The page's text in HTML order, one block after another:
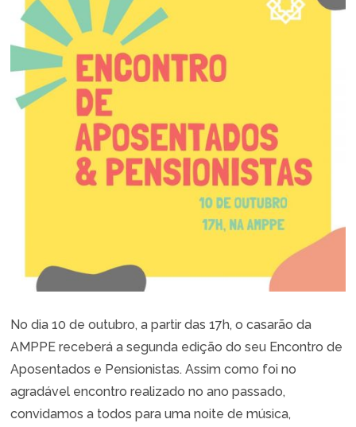
No dia 10 de outubro, a partir das 17h, o casarão da
AMPPE receberá a segunda edição do seu Encontro de
Aposentados e Pensionistas. Assim como foi no
agradável encontro realizado no ano passado,
convidamos a todos para uma noite de música,